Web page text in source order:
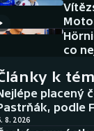
AZ kvíz
co
k
placený
podle
8. 2026